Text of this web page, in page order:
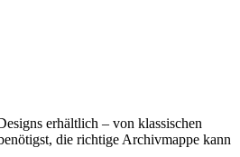
erhältlich – von klassischen
die richtige Archivmappe kann